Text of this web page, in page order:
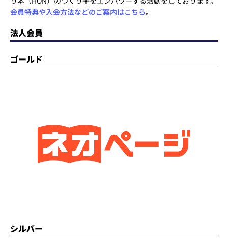
会員特典や入会方法などのご案内はこちら。
法人会員
ゴールド
シルバー